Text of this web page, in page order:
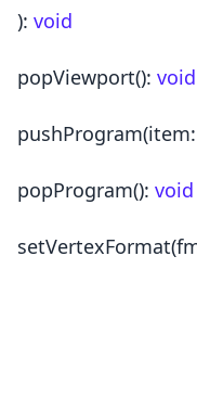
): void
popViewport(): void
pushProgram(item:
popProgram(): void
setVertexFormat